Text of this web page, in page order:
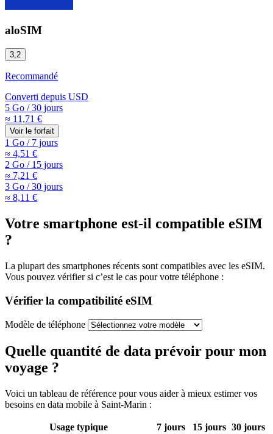
aloSIM
3,2
Recommandé
Converti depuis USD
5 Go /30 jours
≈ 11,71 €
Voir le forfait
1 Go /7 jours
≈ 4,51 €
2 Go /15 jours
≈ 7,21 €
3 Go /30 jours
≈ 8,11 €
Votre smartphone est-il compatible eSIM
?
La plupart des smartphones récents sont compatibles avec les eSIM.
Vous pouvez vérifier si c’est le cas pour votre téléphone :
Vérifier la compatibilité eSIM
Modèle de téléphone
Quelle quantité de data prévoir pour mon
voyage ?
Voici un tableau de référence pour vous aider à mieux estimer vos
besoins en data mobile à Saint-Marin :
Usage typique 7 jours 15 jours 30jours